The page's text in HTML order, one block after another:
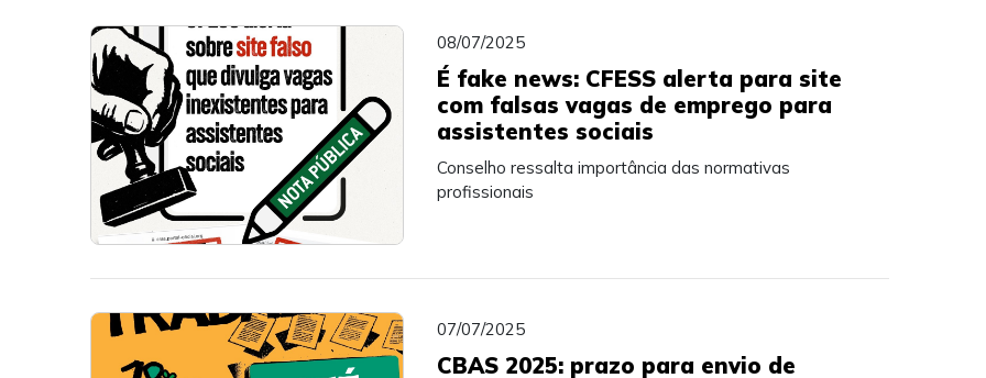
08/07/2025
É fake news: CFESS alerta para site
com falsas vagas de emprego para
assistentes sociais
Conselho ressalta importância das normativas
profissionais
07/07/2025
CBAS 2025: prazo para envio de